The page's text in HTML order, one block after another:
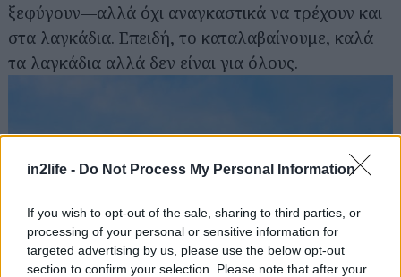
in2life - Do Not Process My Personal Information
If you wish to opt-out of the sale, sharing to third parties, or
processing of your personal or sensitive information for
targeted advertising by us, please use the below opt-out
section to confirm your selection. Please note that after your
ξεφύγουν—αλλά όχι αναγκαστικά να τρέχουν και
στα λαγκάδια. Επειδή, το καταλαβαίνουμε, καλά
τα λαγκάδια αλλά δεν είναι για όλους.